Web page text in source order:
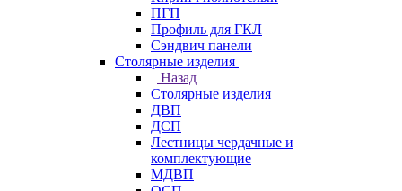
ПГП
Профиль для ГКЛ
Сэндвич панели
Столярные изделия
Назад
Столярные изделия
ДВП
ДСП
Лестницы чердачные и
комплектующие
МДВП